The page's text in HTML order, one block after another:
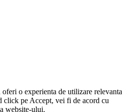
o experienta de utilizare relevanta
click pe Accept, vei fi de acord cu
website-ului.